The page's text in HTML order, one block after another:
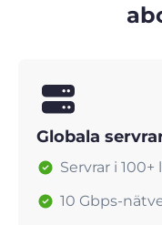
Globala
Servrar i 100+
10 Gbps-